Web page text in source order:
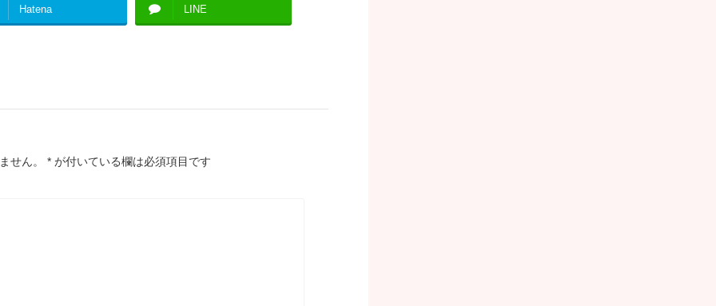
Hatena LINE
せん。 * が付いている欄は必須項目です